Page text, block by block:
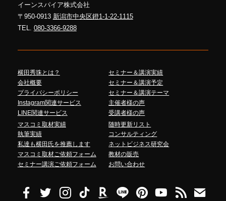
イーンスパイア株式会社
〒950-0913 新潟市中央区鐙1-1-22-1115
TEL. 080-3366-9288
横田秀珠とは？
会社概要
プライバシーポリシー
Instagram関連サービス
LINE関連サービス
セミナー＆講演実績
セミナー＆講演予定
セミナー＆講演テーマ
主催者様の声
受講者様の声
マスコミ取材実績
執筆実績
私達も横田氏を推薦します
マスコミ取材ご依頼フォーム
セミナー講演ご依頼フォーム
随時更新リスト
コンサルティング
ネットビジネス研究会
教材の販売
お問い合わせ